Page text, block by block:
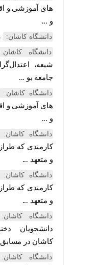
های آموزشی و اقلام
دانشگاه کاشان:
دانشگاه کاشان:
شیعه، اعتدال‌گرا و
جامعه بو ...
دانشگاه کاشان:
های آموزشی و اقلام
دانشگاه کاشان: سیل
کارمندی که طراز یک
و متعهد ...
دانشگاه کاشان: سیل
کارمندی که طراز یک
و متعهد ...
دانشگاه کاشان:
دانشجویان دختر
کاشان در مسابق ...
دانشگاه کاشان: